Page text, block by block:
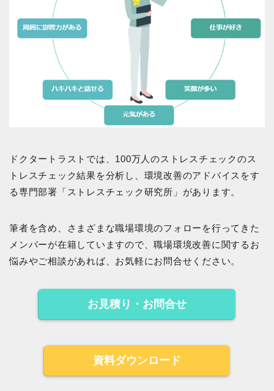
ドクタートラストでは、100万人のストレスチェックのス
トレスチェック結果を分析し、環境改善のアドバイスをす
る専門部署「ストレスチェック研究所」があります。
筆者を含め、さまざまな職場環境のフォローを行ってきた
メンバーが在籍していますので、職場環境改善に関するお
悩みやご相談があれば、お気軽にお問合せください。
お見積り・お問合せ
資料ダウンロード